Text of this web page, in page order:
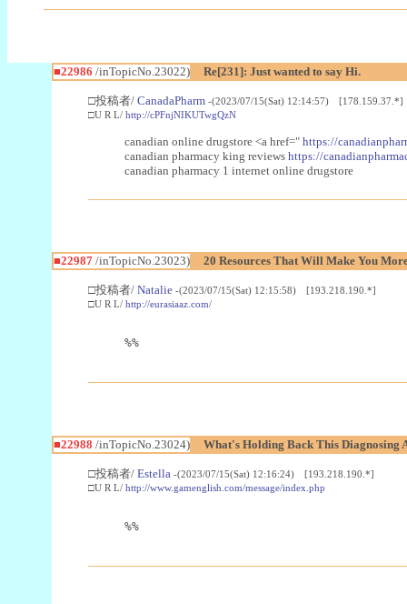
■22986 /inTopicNo.23022) Re[231]: Just wanted to say Hi.
□投稿者/ CanadaPharm -(2023/07/15(Sat) 12:14:57) [178.159.37.*]
□U R L/ http://cPFnjNIKUTwgQzN
canadian online drugstore <a href=" https://
canadian pharmacy king reviews https://
canadian pharmacy 1 internet online drugstore
■22987/inTopicNo.23023) 20 Resources That Will Make You
□投稿者/ Natalie -(2023/07/15(Sat) 12:15:58) [193.218.190.*]
□U R L/ http://eurasiaaz.com/
%%
■22988 /inTopicNo.23024) What's Holding Back This Diagnosing
□投稿者/ Estella -(2023/07/15(Sat) 12:16:24) [193.218.190.*]
□U R L/ http://www.gamenglish.com/message/index.php
%%